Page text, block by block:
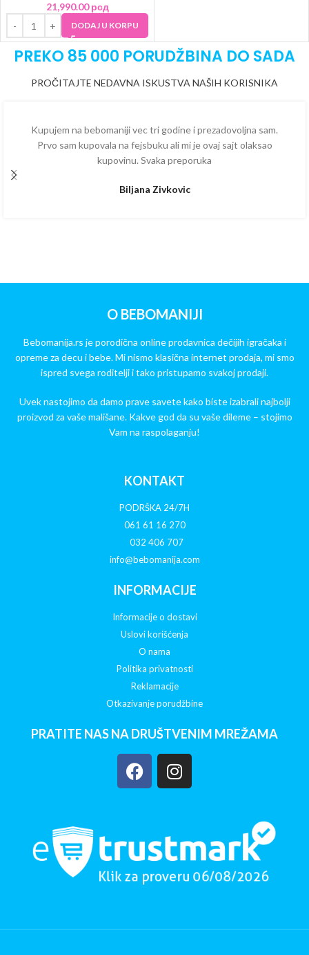
21,990.00рсд
DODAJ U KORPU
PREKO 85 000 PORUDŽBINA DO SADA
PROČITAJTE NEDAVNA ISKUSTVA NAŠIH KORISNIKA
Kupujem na bebomaniji vec tri godine i prezadovoljna sam.
Prvo sam kupovala na fejsbuku ali mi je ovaj sajt olaksao
kupovinu. Svaka preporuka
Biljana Zivkovic
O BEBOMANIJI
Bebomanija.rs je porodična online prodavnica dečijih igračaka i
opreme za decu i bebe. Mi nismo klasična internet prodaja, mi smo
ispred svega roditelji i tako pristupamo svakoj prodaji.
Uvek nastojimo da damo prave savete kako biste izabrali najbolji
proizvod za vaše mališane. Kakve god da su vaše dileme – stojimo
Vam na raspolaganju!
KONTAKT
PODRŠKA 24/7H
061 61 16 270
032 406 707
info@bebomanija.com
INFORMACIJE
Informacije o dostavi
Uslovi korišćenja
O nama
Politika privatnosti
Reklamacije
Otkazivanje porudžbine
PRATITE NAS NA DRUŠTVENIM MREŽAMA